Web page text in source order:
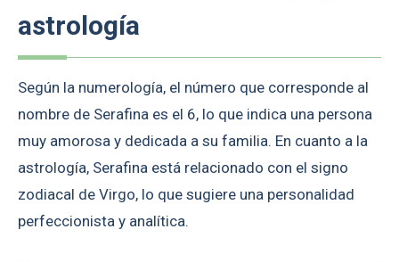
astrología
Según la numerología, el número que corresponde al
nombre de Serafina es el 6, lo que indica una persona
muy amorosa y dedicada a su familia. En cuanto a la
astrología, Serafina está relacionado con el signo
zodiacal de Virgo, lo que sugiere una personalidad
perfeccionista y analítica.